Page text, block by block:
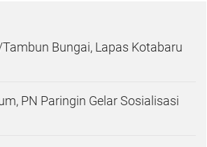
Bungai, Lapas Kotabaru
PN Paringin Gelar Sosialisasi